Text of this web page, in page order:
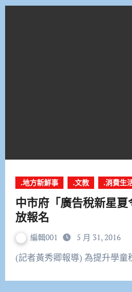
.地方新鮮事 .文教 .消費生
中市府「廣告稅新星
放報名
編輯001 5 月 31, 2016
(記者黃秀卿報導) 為提升學